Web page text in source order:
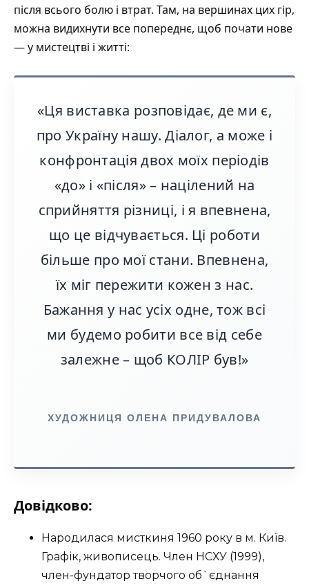
після всього болю і втрат. Там, на вершинах цих гір,
можна видихнути все попереднє, щоб почати нове
— у мистецтві і житті:
«Ця виставка розповідає, де ми є,
про Україну нашу. Діалог, а може і
конфронтація двох моїх періодів
«до» і «після» – націлений на
сприйняття різниці, і я впевнена,
що це відчувається. Ці роботи
більше про мої стани. Впевнена,
їх міг пережити кожен з нас.
Бажання у нас усіх одне, тож всі
ми будемо робити все від себе
залежне – щоб КОЛІР був!»
ХУДОЖНИЦЯ ОЛЕНА ПРИДУВАЛОВА
Довідково:
Народилася мисткиня 1960 року в м. Київ.
Графік, живописець. Член НСХУ (1999),
член-фундатор творчого об`єднання